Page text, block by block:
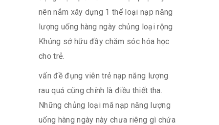
nên nắm xây dựng 1 thể loại nạp năng
lượng uống hàng ngày chủng loại rộng
Khủng sở hữu đầy chăm sóc hóa học
cho trẻ.
vấn đề đụng viên trẻ nạp năng lượng
rau quả cũng chính là điều thiết tha.
Những chủng loại mã nạp năng lượng
uống hàng ngày này chưa riêng gì chứa